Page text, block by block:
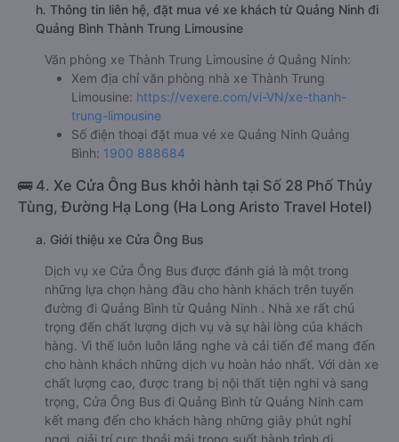
h. Thông tin liên hệ, đặt mua vé xe khách từ Quảng Ninh đi
Quảng Bình Thành Trung Limousine
Văn phòng xe Thành Trung Limousine ở Quảng Ninh:
Xem địa chỉ văn phòng nhà xe Thành Trung
Limousine: https://vexere.com/vi-VN/xe-thanh-
trung-limousine
Số điện thoại đặt mua vé xe Quảng Ninh Quảng
Bình: 1900 888684
🚌 4. Xe Cửa Ông Bus khởi hành tại Số 28 Phố Thủy
Tùng, Đường Hạ Long (Ha Long Aristo Travel Hotel)
a. Giới thiệu xe Cửa Ông Bus
Dịch vụ xe Cửa Ông Bus được đánh giá là một trong
những lựa chọn hàng đầu cho hành khách trên tuyến
đường đi Quảng Bình từ Quảng Ninh . Nhà xe rất chú
trọng đến chất lượng dịch vụ và sự hài lòng của khách
hàng. Vì thế luôn luôn lắng nghe và cải tiến để mang đến
cho hành khách những dịch vụ hoàn hảo nhất. Với dàn xe
chất lượng cao, được trang bị nội thất tiện nghi và sang
trọng, Cửa Ông Bus đi Quảng Bình từ Quảng Ninh cam
kết mang đến cho khách hàng những giây phút nghỉ
ngơi, giải trí cực thoải mái trong suốt hành trình di